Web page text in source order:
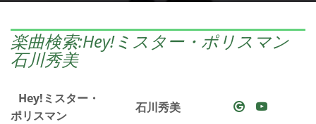
楽曲検索:Hey!ミスター・ポリスマン
石川秀美
Hey!ミスター・
ポリスマン
石川秀美